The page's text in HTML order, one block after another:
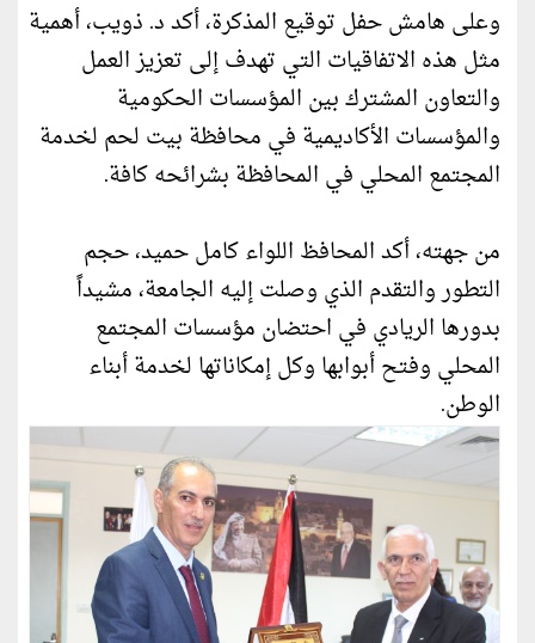
وعلى هامش حفل توقيع المذكرة، أكد د. ذويب، أهمية
مثل هذه الاتفاقيات التي تهدف إلى تعزيز العمل
والتعاون المشترك بين المؤسسات الحكومية
والمؤسسات الأكاديمية في محافظة بيت لحم لخدمة
المجتمع المحلي في المحافظة بشرائحه كافة.
من جهته، أكد المحافظ اللواء كامل حميد، حجم
التطور والتقدم الذي وصلت إليه الجامعة، مشيداً
بدورها الريادي في احتضان مؤسسات المجتمع
المحلي وفتح أبوابها وكل إمكاناتها لخدمة أبناء
الوطن.